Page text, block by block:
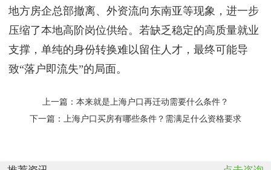
地方房企总部撤离、外资流向东南亚等现象，进一步
压缩了本地高阶岗位供给。若缺乏稳定的高质量就业
支撑，单纯的身份转换难以留住人才，最终可能导
致“落户即流失”的局面。
上一篇： 本来就是上海户口再迁动需要什么条件？
下一篇：
上海户口买房有哪些条件？需满足什么资格要求